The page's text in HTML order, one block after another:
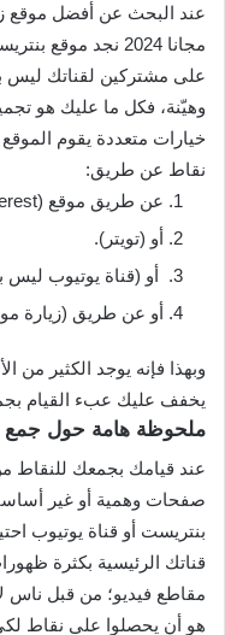
عند البحث عن أفضل موقع
مجانا 2024 نجد
على مشتركين لقناتك ليس
وهيّنة، فكل ما عليك هو
خيارات متعددة يقوم الموقع
نقاط عن طريق:
عن طريق موقع (pinterest).
أو (تويتر).
أو (قناة يوتيوب ليس
أو عن طريق (زيارة
وبهذا فإنه يوجد الكثير من
يخفف عليك عبء القيام
ملحوظة هامة حول جمع
عند قيامك بجمعك للنقاط
صفحات وهمية أو غير
بنتريست أو قناة يوتيوب
قناتك الرئيسية بكثرة
مقاطع فيديو؛ من قبل ناس
هو أن يحصلوا على نقاط